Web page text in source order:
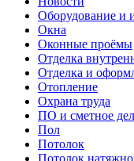
Оборудование и
Окна
Оконные проёмы
Отделка
Отделка и
Отопление
Охрана труда
ПО и сметное
Пол
Потолок
Потолок